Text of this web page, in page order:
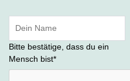
Bitte bestätige, dass du ein
Mensch bist*